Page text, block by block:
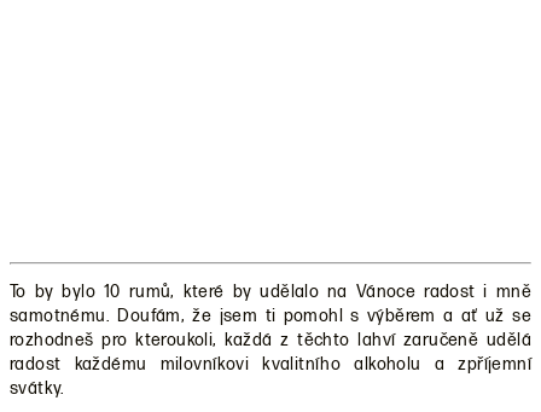
To by bylo 10 rumů, které by udělalo na Vánoce radost i mně
samotnému. Doufám, že jsem ti pomohl s výběrem a ať už se
rozhodneš pro kteroukoli, každá z těchto lahví zaručeně udělá
radost každému milovníkovi kvalitního alkoholu a zpříjemní
svátky.